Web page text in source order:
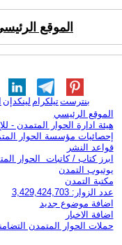
الموقع
لينكدإن تيلكرامبنترست
الموقع الرئيسي
هيئة ادارة الحوار المتمدن -
إحصائيات مؤسسة الحوار
قواعد النشر
ابرز كتاب / كاتبات الحوار
يوتيوب التمدن
مكتبة التمدن
عدد الزوار: 3,429,424,703
اضافة موضوع جديد
اضافة الاخبار
حملات الحوار المتمدن